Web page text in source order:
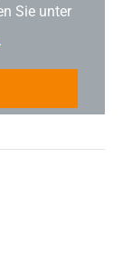
Sie unter
.